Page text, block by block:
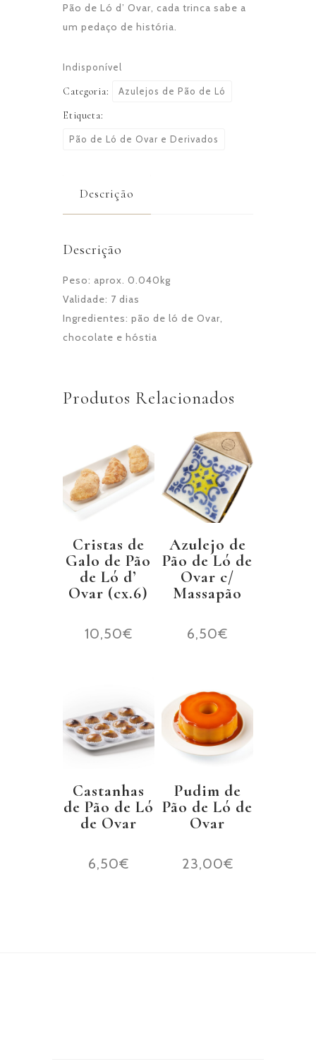
Pão de Ló d’ Ovar, cada trinca sabe a
um pedaço de história.
Indisponível
Categoria: Azulejos de Pão de Ló
Etiqueta:
Pão de Ló de Ovar e Derivados
Descrição
Descrição
Peso: aprox. 0.040kg
Validade: 7 dias
Ingredientes: pão de ló de Ovar,
chocolate e hóstia
Produtos Relacionados
Cristas de
Galo de Pão
de Ló d’
Ovar (cx.6)
10,50€
Azulejo de
Pão de Ló de
Ovar c/
Massapão
6,50€
Castanhas
de Pão de Ló
de Ovar
6,50€
Pudim de
Pão de Ló de
Ovar
23,00€